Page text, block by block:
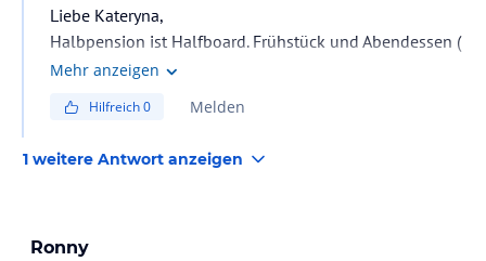
Liebe Kateryna,
Halbpension ist Halfboard. Frühstück und Abendessen (
Getränke für das Abendessen nicht inklusive).
wenn Sie Mittagessen statt Abendessen wünschen und
Mehr anzeigen
Hilfreich0 Melden
1 weitere Antwort anzeigen
Ronny